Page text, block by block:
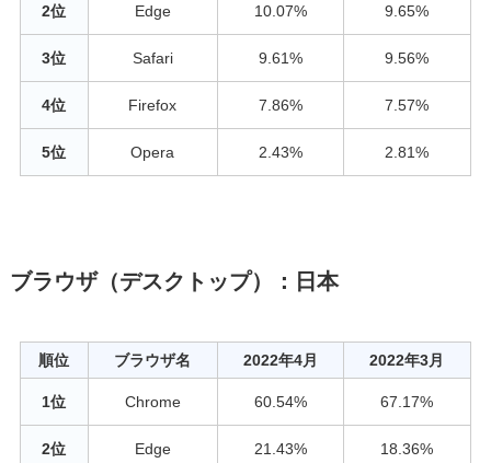
2位 Edge 10.07% 9.65%
3位 Safari 9.61% 9.56%
4位 Firefox 7.86% 7.57%
5位 Opera 2.43% 2.81%
ブラウザ（デスクトップ）：日本
順位 ブラウザ名 2022年4月 2022年3月
1位 Chrome 60.54% 67.17%
2位 Edge 21.43% 18.36%